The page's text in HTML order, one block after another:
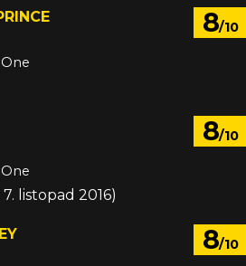
8/10
8/10
listopad 2016)
8/10